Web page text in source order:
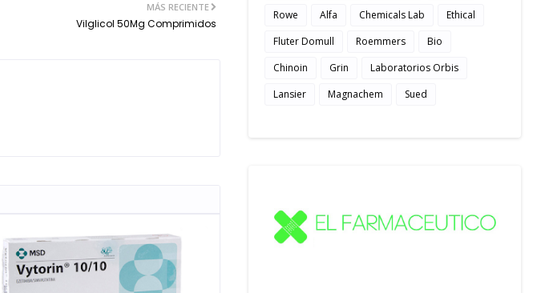
MÁS RECIENTE
Vilglicol 50Mg Comprimidos
Rowe
Alfa Chemicals Lab
Ethical
Fluter Domull
Roemmers
Bio
Chinoin
Grin
Laboratorios Orbis
Lansier
Magnachem Sued